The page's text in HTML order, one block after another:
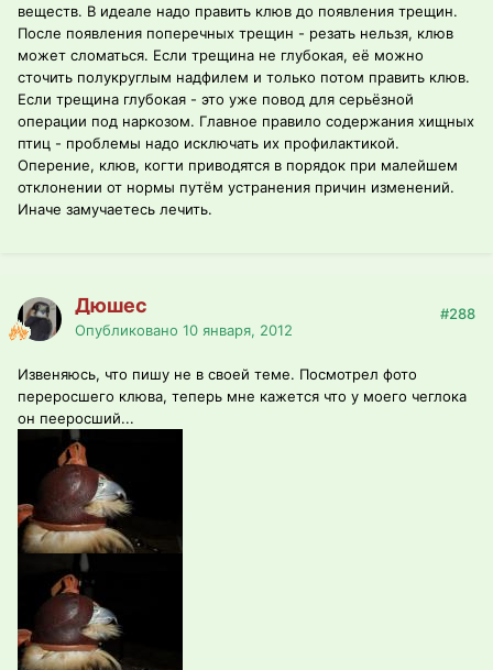
веществ. В идеале надо править клюв до появления трещин.
После появления поперечных трещин - резать нельзя, клюв
может сломаться. Если трещина не глубокая, её можно
сточить полукруглым надфилем и только потом править клюв.
Если трещина глубокая - это уже повод для серьёзной
операции под наркозом. Главное правило содержания хищных
птиц - проблемы надо исключать их профилактикой.
Оперение, клюв, когти приводятся в порядок при малейшем
отклонении от нормы путём устранения причин изменений.
Иначе замучаетесь лечить.
Дюшес
Опубликовано 10 января, 2012
#288
Извеняюсь, что пишу не в своей теме. Посмотрел фото
переросшего клюва, теперь мне кажется что у моего чеглока
он пееросший...